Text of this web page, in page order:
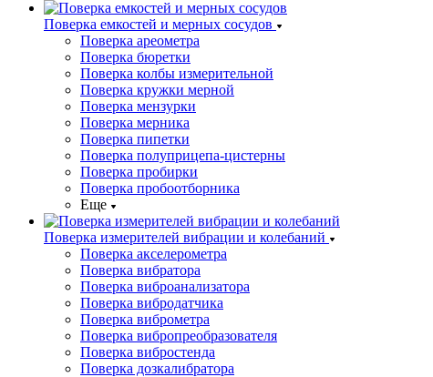
Поверка емкостей и мерных сосудов
Поверка ареометра
Поверка бюретки
Поверка колбы измерительной
Поверка кружки мерной
Поверка мензурки
Поверка мерника
Поверка пипетки
Поверка полуприцепа-цистерны
Поверка пробирки
Поверка пробоотборника
Еще
Поверка измерителей вибрации и колебаний
Поверка акселерометра
Поверка вибратора
Поверка виброанализатора
Поверка вибродатчика
Поверка виброметра
Поверка вибропреобразователя
Поверка вибростенда
Поверка дозкалибратора